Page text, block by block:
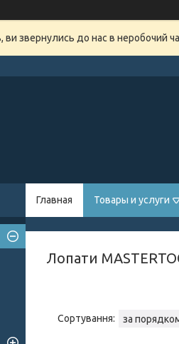
ви звернулись до нас в неробочий
Главная Товары и услуги
Лопати